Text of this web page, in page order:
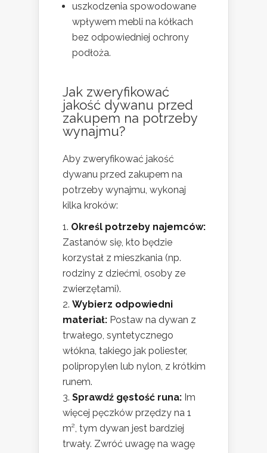
uszkodzenia spowodowane
wpływem mebli na kółkach
bez odpowiedniej ochrony
podłoża.
Jak zweryfikować
jakość dywanu przed
zakupem na potrzeby
wynajmu?
Aby zweryfikować jakość
dywanu przed zakupem na
potrzeby wynajmu, wykonaj
kilka kroków:
Określ potrzeby najemców:
Zastanów się, kto będzie
korzystał z mieszkania (np.
rodziny z dziećmi, osoby ze
zwierzętami).
Wybierz odpowiedni
materiał: Postaw na dywan z
trwałego, syntetycznego
włókna, takiego jak poliester,
polipropylen lub nylon, z krótkim
runem.
Sprawdź gęstość runa: Im
więcej pęczków przędzy na 1
m², tym dywan jest bardziej
trwały. Zwróć uwagę na wagę